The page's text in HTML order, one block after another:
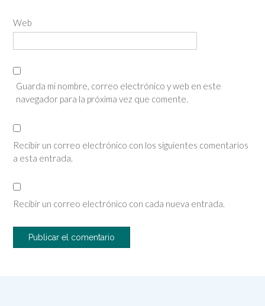
Web
Guarda mi nombre, correo electrónico y web en este
navegador para la próxima vez que comente.
Recibir un correo electrónico con los siguientes comentarios
a esta entrada.
Recibir un correo electrónico con cada nueva entrada.